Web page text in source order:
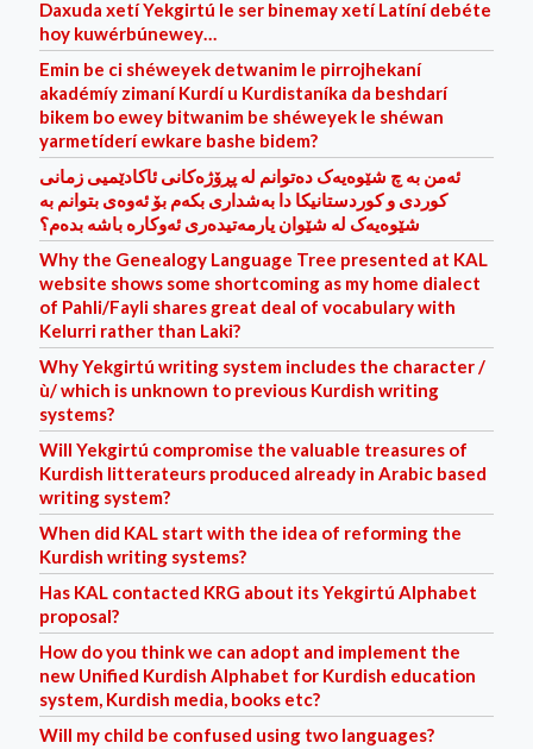
Daxuda xetí Yekgirtú le ser binemay xetí Latíní debéte
hoy kuwérbúnewey…
Emin be ci shéweyek detwanim le pirrojhekaní
akadémíy zimaní Kurdí u Kurdistaníka da beshdarí
bikem bo ewey bitwanim be shéweyek le shéwan
yarmetíder‌í ewkare bashe bidem?
ئه‌من به‌ چ شێوه‌یه‌ک ده‌توانم له‌ پڕۆژه‌کانی ئاکادێمیی زمانی
کوردی و کوردستانیکا دا به‌شداری بکه‌م بۆ ئه‌وه‌ی بتوانم به‌
شێوه‌یه‌ک له‌ شێوان یارمه‌تیده‌ر‌ی ئه‌وکاره‌ باشه‌ بده‌م؟
Why the Genealogy Language Tree presented at KAL
website shows some shortcoming as my home dialect
of Pahli/Fayli shares great deal of vocabulary with
Kelurri rather than Laki?
Why Yekgirtú writing system includes the character /
ù/ which is unknown to previous Kurdish writing
systems?
Will Yekgirtú compromise the valuable treasures of
Kurdish litterateurs produced already in Arabic based
writing system?
When did KAL start with the idea of reforming the
Kurdish writing systems?
Has KAL contacted KRG about its Yekgirtú Alphabet
proposal?
How do you think we can adopt and implement the
new Unified Kurdish Alphabet for Kurdish education
system, Kurdish media, books etc?
Will my child be confused using two languages?